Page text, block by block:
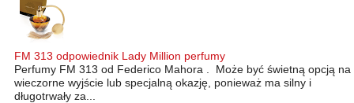
FM 313 odpowiednik Lady Million perfumy
Perfumy FM 313 od Federico Mahora . Może być świetną opcją na
wieczorne wyjście lub specjalną okazję, ponieważ ma silny i
długotrwały za...